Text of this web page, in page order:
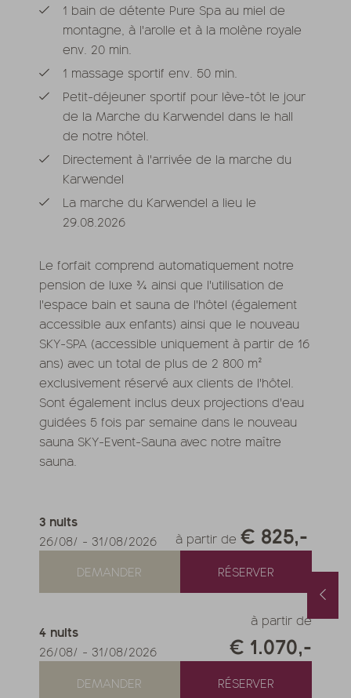
Chambres disponibles en août
à partir de € 252,-
PLUS D'OFFRES
19/09/2026- 26/09/2026
nuits à partir de€
NOTRE OFFRE
1 bain de détente Pure Spa au miel de
montagne, à l'arolle et à la molène royale
env. 20 min.
1 massage sportif env. 50 min.
Petit-déjeuner sportif pour lève-tôt le jour
de la Marche du Karwendel dans le hall
de notre hôtel.
Directement à l'arrivée de la marche du
Karwendel
La marche du Karwendel a lieu le
29.08.2026
Le forfait comprend automatiquement notre
pension de luxe ¾ ainsi que l'utilisation de
l'espace bain et sauna de l'hôtel (également
accessible aux enfants) ainsi que le nouveau
SKY-SPA (accessible uniquement à partir de 16
ans) avec un total de plus de 2 800 m²
exclusivement réservé aux clients de l'hôtel.
Sont également inclus deux projections d'eau
guidées 5 fois par semaine dans le nouveau
sauna SKY-Event-Sauna avec notre maître
sauna.
3 nuits
26/08/ - 31/08/2026 à partir de € 825,-
DEMANDER RÉSERVER
4 nuits
26/08/ - 31/08/2026
à partir de
€ 1.070,-
DEMANDER RÉSERVER